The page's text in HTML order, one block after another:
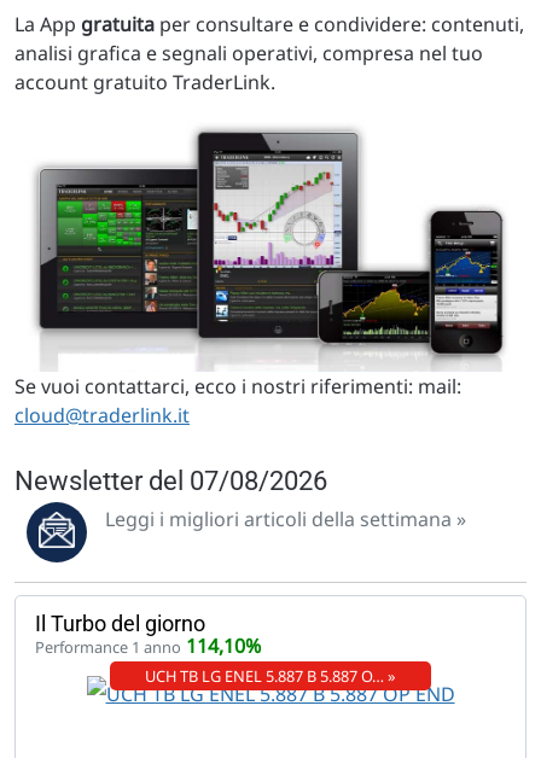
La App gratuita per consultare e condividere: contenuti,
analisi grafica e segnali operativi, compresa nel tuo
account gratuito TraderLink.
Se vuoi contattarci, ecco i nostri riferimenti: mail:
cloud@traderlink.it
Newsletter del 07/08/2026
Leggi i migliori articoli della settimana »
Il Turbo del giorno
Performance 1 anno 114,10%
UCH TB LG ENEL 5.887 B 5.887 O… »